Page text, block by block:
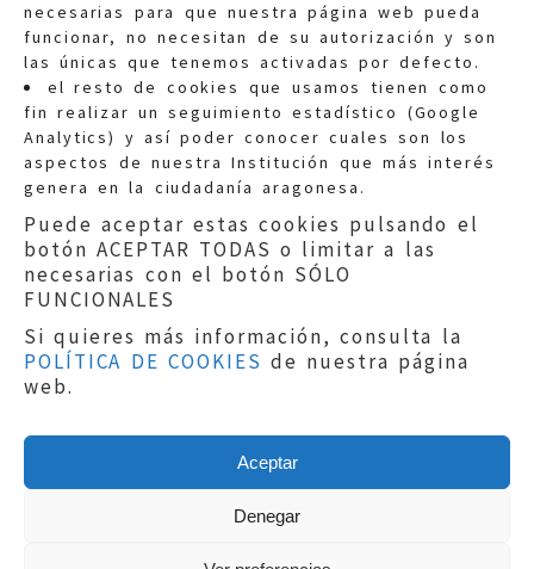
necesarias para que nuestra página web pueda
funcionar, no necesitan de su autorización y son
las únicas que tenemos activadas por defecto.
el resto de cookies que usamos tienen como
fin realizar un seguimiento estadístico (Google
Analytics) y así poder conocer cuales son los
aspectos de nuestra Institución que más interés
genera en la ciudadanía aragonesa.
Puede aceptar estas cookies pulsando el
botón ACEPTAR TODAS o limitar a las
necesarias con el botón SÓLO
FUNCIONALES
Si quieres más información, consulta la
POLÍTICA DE COOKIES de nuestra página
web.
Aceptar
Denegar
Quejas:quejas@eljusticiadearagon.es
Información general:
informacion@eljusticiadearagon.es
Teléfonos:900 210 210/
Aviso legal|Política de privacidad|
Protección de Datos
Política de cookies
Copyright © 2019El Justicia de Aragón|
Sephor Consulting